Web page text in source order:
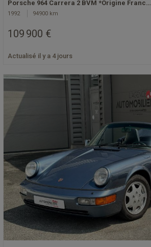
Porsche 964 Carrera 2 BVM *Origine Franc…
1992 94900 km
109 900 €
Actualisé il y a 4 jours